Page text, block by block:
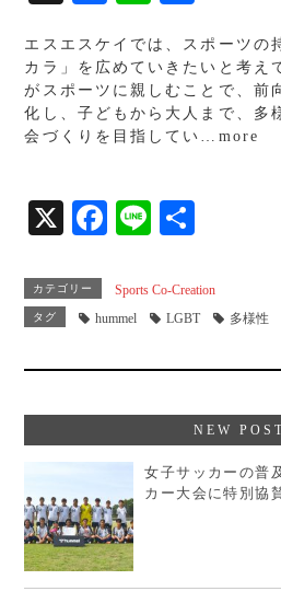
bo
ok
エスエスケイでは、スポーツの
カラ」を広めていきたいと考え
がスポーツに親しむことで、前
化し、子どもから大人まで、多
会づくりを目指してい…more
X
Fa
bo
ok
Li
カテゴリー Sports Co-Creation
タグ hummel LGBT 多様性
NEW
女子サッカーの普
カー大会に特別協